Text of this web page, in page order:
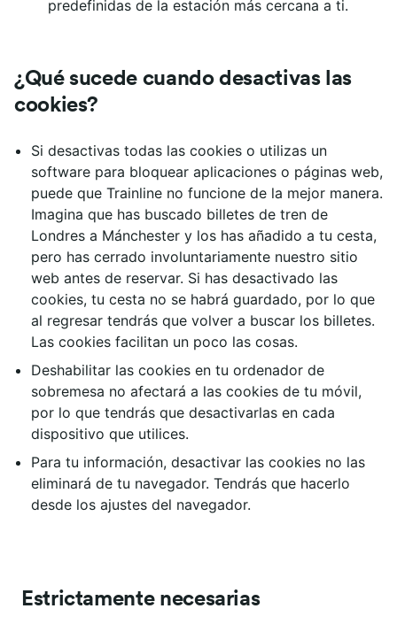
predefinidas de la estación más cercana a ti.
¿Qué sucede cuando desactivas las
cookies?
Si desactivas todas las cookies o utilizas un
software para bloquear aplicaciones o páginas web,
puede que Trainline no funcione de la mejor manera.
Imagina que has buscado billetes de tren de
Londres a Mánchester y los has añadido a tu cesta,
pero has cerrado involuntariamente nuestro sitio
web antes de reservar. Si has desactivado las
cookies, tu cesta no se habrá guardado, por lo que
al regresar tendrás que volver a buscar los billetes.
Las cookies facilitan un poco las cosas.
Deshabilitar las cookies en tu ordenador de
sobremesa no afectará a las cookies de tu móvil,
por lo que tendrás que desactivarlas en cada
dispositivo que utilices.
Para tu información, desactivar las cookies no las
eliminará de tu navegador. Tendrás que hacerlo
desde los ajustes del navegador.
Estrictamente necesarias